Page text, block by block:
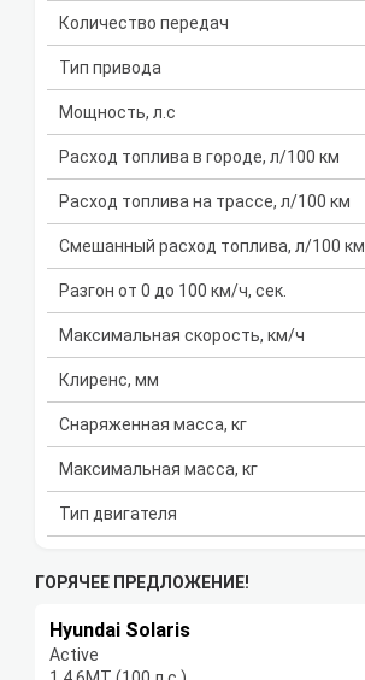
Количество передач
Тип привода
Мощность, л.с
Расход топлива в городе, л/100 км
Расход топлива на трассе, л/100 км
Смешанный расход топлива, л/100 км
Разгон от 0 до 100 км/ч, сек.
Максимальная скорость, км/ч
Клиренс, мм
Снаряженная масса, кг
Максимальная масса, кг
Тип двигателя
ГОРЯЧЕЕ ПРЕДЛОЖЕНИЕ!
Hyundai Solaris
Active